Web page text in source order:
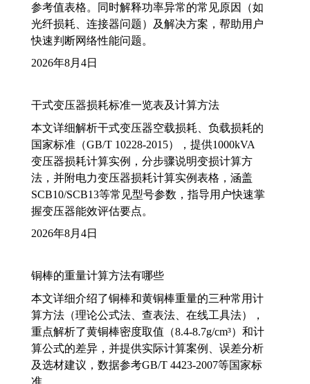
参考值表格。同时解释功率异常的常见原因（如
光纤损耗、连接器问题）及解决方案，帮助用户
快速判断网络性能问题。
2026年8月4日
干式变压器损耗标准一览表及计算方法
本文详细解析干式变压器空载损耗、负载损耗的
国家标准（GB/T 10228-2015），提供1000kVA
变压器损耗计算实例，分步骤说明变损计算方
法，并附电力变压器损耗计算实例表格，涵盖
SCB10/SCB13等常见型号参数，指导用户快速掌
握变压器能效评估要点。
2026年8月4日
铜棒的重量计算方法有哪些
本文详细介绍了铜棒和黄铜棒重量的三种常用计
算方法（理论公式法、查表法、在线工具法），
重点解析了黄铜棒密度取值（8.4-8.7g/cm³）和计
算公式的差异，并提供实际计算案例、误差分析
及选材建议，数据参考GB/T 4423-2007等国家标
准。